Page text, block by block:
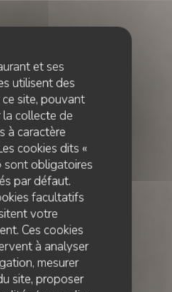
et ses
utilisent des
site, pouvant
la collecte de
à caractère
cookies dits «
sont obligatoires
par défaut.
facultatifs
votre
Ces cookies
à analyser
mesurer
site, proposer